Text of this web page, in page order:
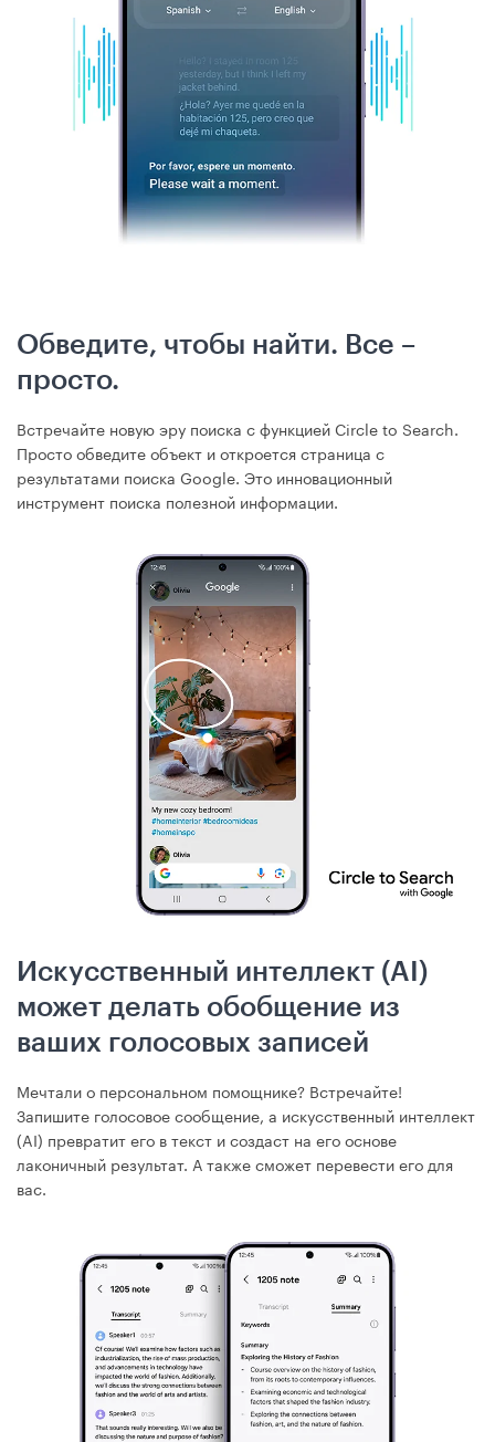
Обведите, чтобы найти. Все –
просто.
Встречайте новую эру поиска с функцией Circle to Search.
Просто обведите объект и откроется страница с
результатами поиска Google. Это инновационный
инструмент поиска полезной информации.
Искусственный интеллект (AI)
может делать обобщение из
ваших голосовых записей
Мечтали о персональном помощнике? Встречайте!
Запишите голосовое сообщение, а искусственный интеллект
(AI) превратит его в текст и создаст на его основе
лаконичный результат. А также сможет перевести его для
вас.